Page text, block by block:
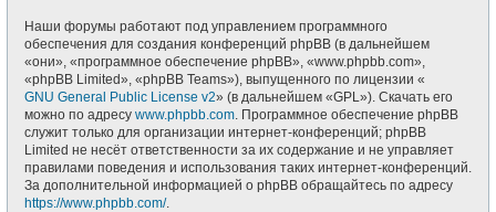
Наши форумы работают под управлением программного
обеспечения для создания конференций phpBB (в дальнейшем
«они», «программное обеспечение phpBB», «www.phpbb.com»,
«phpBB Limited», «phpBB Teams»), выпущенного по лицензии «
GNU General Public License v2» (в дальнейшем «GPL»). Скачать его
можно по адресу www.phpbb.com . Программное обеспечение phpBB
служит только для организации интернет-конференций; phpBB
Limited не несёт ответственности за их содержание и не управляет
правилами поведения и использования таких интернет-конференций.
За дополнительной информацией о phpBB обращайтесь по адресу
https://www.phpbb.com/.